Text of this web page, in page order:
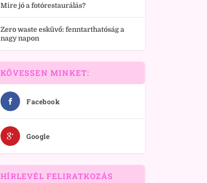
Mire jó a fotórestaurálás?
Zero waste esküvő: fenntarthatóság a
nagy napon
KÖVESSEN MINKET:
Facebook
Google
HÍRLEVÉL FELIRATKOZÁS